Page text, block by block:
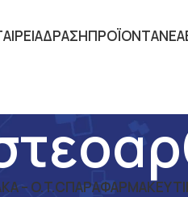
ΔΡΑΣΗΠΡΟΪΟΝΤΑΝΕΑ
– O.T.C